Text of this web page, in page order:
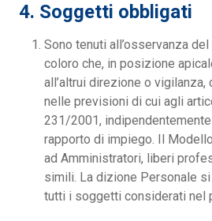
4. Soggetti obbligati
Sono tenuti all’osservanza
coloro che, in posizione
all’altrui direzione o vigilanza,
nelle previsioni di cui agli
231/2001,
rapporto di impiego. Il
ad Amministratori, liberi
simili. La dizione Personale
tutti i soggetti considerati nel